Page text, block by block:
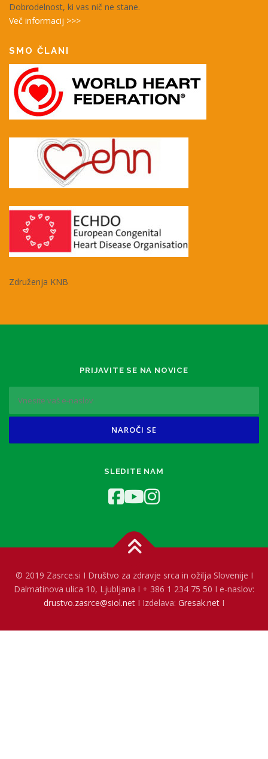
Dobrodelnost, ki vas nič ne stane.
Več informacij >>>
SMO ČLANI
Združenja KNB
PRIJAVITE SE NA NOVICE
SLEDITE NAM
© 2019 Zasrce.si I Društvo za zdravje srca in ožilja Slovenije I
Dalmatinova ulica 10, Ljubljana I + 386 1 234 75 50 I e-naslov:
drustvo.zasrce@siol.net I Izdelava: Gresak.net I